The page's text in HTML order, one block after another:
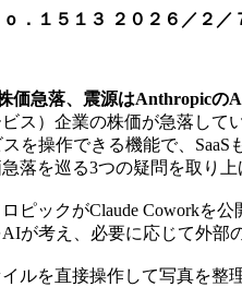
． １５１３ ２０２６／２／
価急落、震源はAnthropic
ス）企業の株価が急落し
を操作できる機能で、
落を巡る3つの疑問を取り上
ックがClaude Coworkを
が考え、必要に応じて外部
ルを直接操作して写真を整